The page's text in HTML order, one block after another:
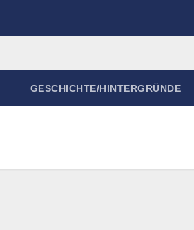
GESCHICHTE/HINTERGRÜNDE